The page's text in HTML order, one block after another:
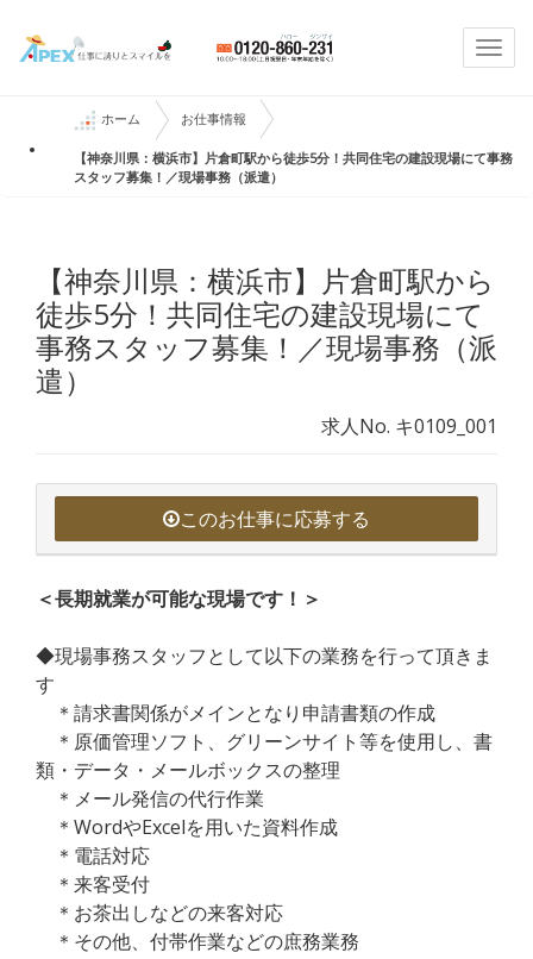
ホーム お仕事情報
【神奈川県：横浜市】片倉町駅から徒歩5分！共同住宅の建設現場にて事務
スタッフ募集！／現場事務（派遣）
【神奈川県：横浜市】片倉町駅から
徒歩5分！共同住宅の建設現場にて
事務スタッフ募集！／現場事務（派
遣）
求人No. キ0109_001
このお仕事に応募する
＜長期就業が可能な現場です！＞
◆現場事務スタッフとして以下の業務を行って頂きま
す
＊請求書関係がメインとなり申請書類の作成
＊原価管理ソフト、グリーンサイト等を使用し、書
類・データ・メールボックスの整理
＊メール発信の代行作業
＊WordやExcelを用いた資料作成
＊電話対応
＊来客受付
＊お茶出しなどの来客対応
＊その他、付帯作業などの庶務業務